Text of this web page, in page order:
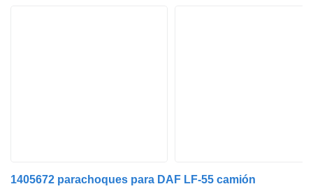
1405672 parachoques para DAF LF-55 camión